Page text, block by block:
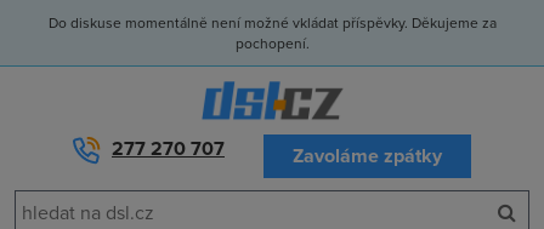
Do diskuse momentálně není možné vkládat příspěvky. Děkujeme za
pochopení.
277 270 707 Zavoláme zpátky